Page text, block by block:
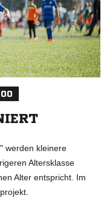
werden kleinere
Altersklasse
Alter entspricht. Im